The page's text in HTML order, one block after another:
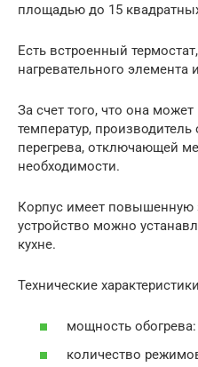
площадью до 15
Есть встроенный
нагревательного элемента
За счет того, что она
температур,
перегрева, отключающей
необходимости.
Корпус имеет повышенную
устройство можно
кухне.
Технические
мощность обогрева:
количество